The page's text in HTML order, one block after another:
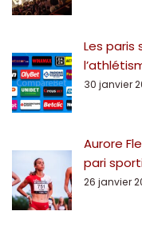
Les paris
30 janvier
Aurore
pari
26 janvier